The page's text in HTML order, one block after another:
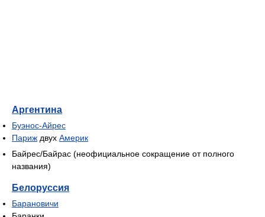
Аргентина
Буэнос-Айрес
Париж двух Америк
Байрес/Байрас (неофициальное сокращение от полного
названия)
Белоруссия
Барановичи